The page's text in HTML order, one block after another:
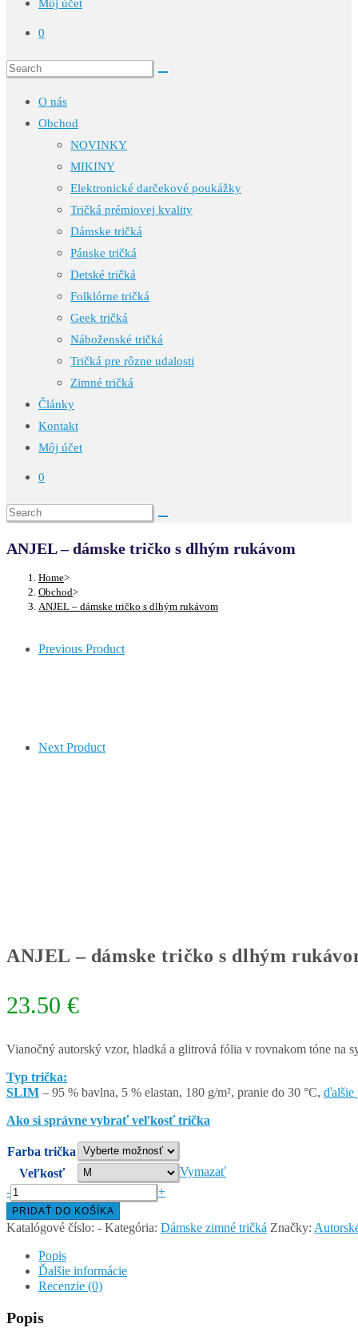
Môj účet
0
O nás
Obchod
NOVINKY
MIKINY
Elektronické darčekové poukážky
Tričká prémiovej kvality
Dámske tričká
Pánske tričká
Detské tričká
Folklórne tričká
Geek tričká
Náboženské tričká
Tričká pre rôzne udalosti
Zimné tričká
Články
Kontakt
Môj účet
0
ANJEL – dámske tričko s dlhým rukávom
Home>
Obchod>
ANJEL – dámske tričko s dlhým rukávom
Previous Product
Next Product
ANJEL – dámske tričko s dlhým
23.50 €
Vianočný autorský vzor, hladká a glitrová fólia v rovnakom tóne na
Typ trička:
SLIM – 95 % bavlna, 5 % elastan, 180 g/m², pranie do 30 °C, ďalšie
Ako si správne vybrať veľkosť trička
Farba trička
Veľkosť
Vymazať
množstvo
ANJEL
–
dámske
tričko
dlhým
- +
PRIDAŤ DO KOŠÍKA
Katalógové číslo: - Kategória: Dámske zimné tričká Značky:
Popis
Ďalšie informácie
Recenzie (0)
Popis